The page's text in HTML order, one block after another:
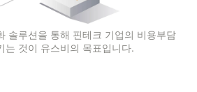
솔루션을 통해 핀테크 기업의 비용부담
는 것이 유스비의 목표입니다.